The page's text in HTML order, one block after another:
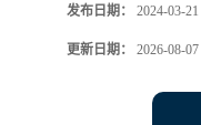
发布日期： 2024-03-21
更新日期： 2026-08-07